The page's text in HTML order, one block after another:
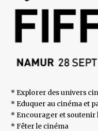
* Explorer des univers
* Eduquer au cinéma et
* Encourager et
* Fêter le cinéma